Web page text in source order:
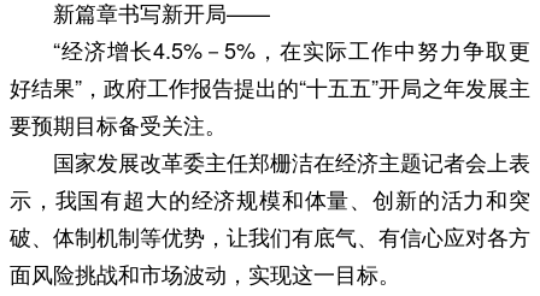
新篇章书写新开局——
“经济增长4.5%－5%，在实际工作中努力争取更
好结果”，政府工作报告提出的“十五五”开局之年发展主
要预期目标备受关注。
国家发展改革委主任郑栅洁在经济主题记者会上表
示，我国有超大的经济规模和体量、创新的活力和突
破、体制机制等优势，让我们有底气、有信心应对各方
面风险挑战和市场波动，实现这一目标。